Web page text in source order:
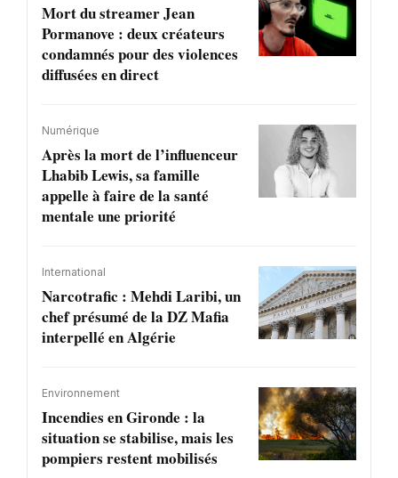
Mort du streamer Jean
Pormanove : deux créateurs
condamnés pour des violences
diffusées en direct
Numérique
Après la mort de l’influenceur
Lhabib Lewis, sa famille
appelle à faire de la santé
mentale une priorité
International
Narcotrafic : Mehdi Laribi, un
chef présumé de la DZ Mafia
interpellé en Algérie
Environnement
Incendies en Gironde : la
situation se stabilise, mais les
pompiers restent mobilisés